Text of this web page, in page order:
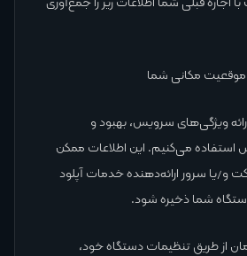
موقعیت مکانی شما
ارائه ویژگی‌های سرویس، بهبود و
می‌کنیم. این اطلاعات ممکن
و/یا سرور ارائه‌دهنده خدمات آپلود
شما ذخیره شود.
از طریق تنظیمات دستگاه خود،